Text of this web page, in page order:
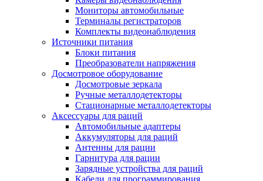
Мониторы автомобильные
Терминалы регистраторов
Комплекты видеонаблюдения
Источники питания
Блоки питания
Преобразователи напряжения
Досмотровое оборудование
Досмотровые зеркала
Ручные металлодетекторы
Стационарные металлодетекторы
Аксессуары для раций
Автомобильные адаптеры
Аккумуляторы для раций
Антенны для рации
Гарнитура для рации
Зарядные устройства для раций
Кабели для программирования